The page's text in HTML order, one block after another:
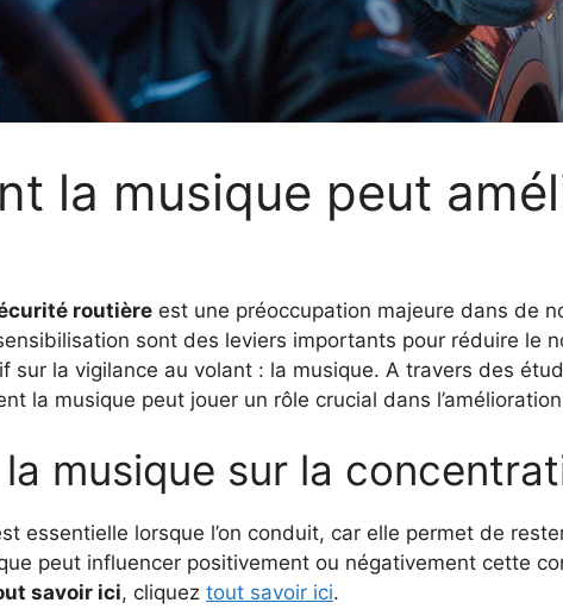
la musique peut
routière est une préoccupation majeure dans de
sont des leviers importants pour réduire le
sur la vigilance au volant : la musique. A travers des
la musique peut jouer un rôle crucial dans
la musique sur la
essentielle lorsque l’on conduit, car elle permet de
peut influencer positivement ou négativement cette
savoir ici, cliquez tout savoir ici.